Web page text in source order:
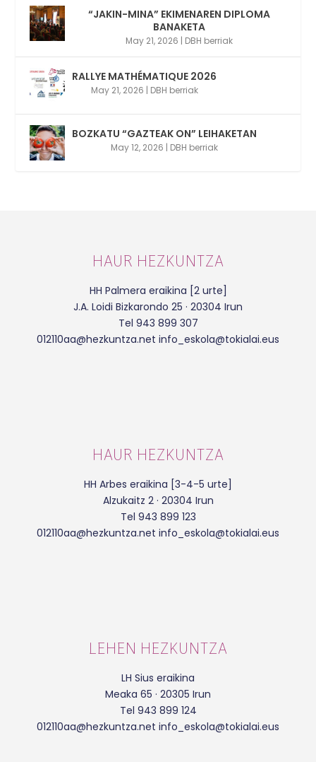
“JAKIN-MINA” EKIMENAREN DIPLOMA
BANAKETA
May 21, 2026 | DBH berriak
RALLYE MATHÉMATIQUE 2026
May 21, 2026 | DBH berriak
BOZKATU “GAZTEAK ON” LEIHAKETAN
May 12, 2026 | DBH berriak
HAUR HEZKUNTZA
HH Palmera eraikina [2 urte]
J.A. Loidi Bizkarondo 25 · 20304 Irun
Tel 943 899 307
012110aa@hezkuntza.net info_eskola@tokialai.eus
HAUR HEZKUNTZA
HH Arbes eraikina [3-4-5 urte]
Alzukaitz 2 · 20304 Irun
Tel 943 899 123
012110aa@hezkuntza.net info_eskola@tokialai.eus
LEHEN HEZKUNTZA
LH Sius eraikina
Meaka 65 · 20305 Irun
Tel 943 899 124
012110aa@hezkuntza.net info_eskola@tokialai.eus